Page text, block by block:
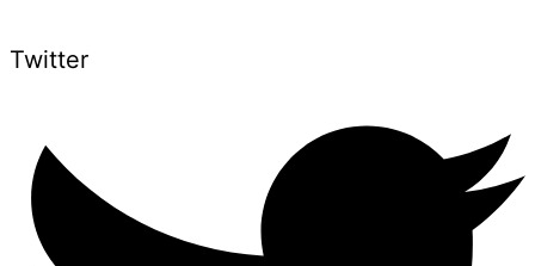
Twitter